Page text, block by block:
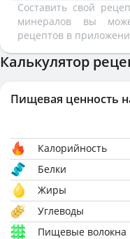
Составить свой
минералов вы
рецептов в
Калькулятор
Пищевая ценность
Калорийность
Белки
Жиры
Углеводы
Пищевые волокна